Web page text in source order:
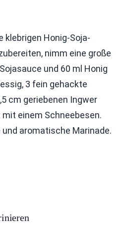
klebrigen Honig-Soja-
nimm eine große
und 60 ml Honig
3 fein gehackte
cm geriebenen Ingwer
einem Schneebesen.
aromatische Marinade.